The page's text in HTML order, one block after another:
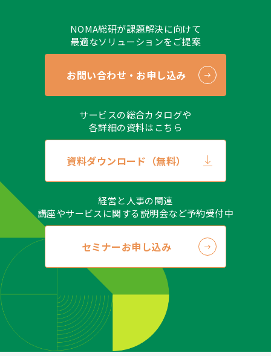
NOMA総研が課題解決に向けて
最適なソリューションをご提案
お問い合わせ・お申し込み
サービスの総合カタログや
各詳細の資料はこちら
資料ダウンロード（無料）
経営と人事の関連
講座やサービスに関する説明会など予約受付中
セミナーお申し込み